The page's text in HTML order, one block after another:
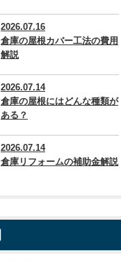
2026.07.16
倉庫の屋根カバー工法の費用
解説
2026.07.14
倉庫の屋根にはどんな種類が
ある？
2026.07.14
倉庫リフォームの補助金解説